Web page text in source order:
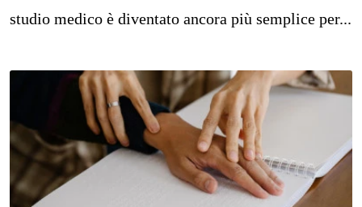
studio medico è diventato ancora più semplice per...